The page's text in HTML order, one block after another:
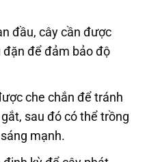
đầu, cây cần được
để đảm bảo độ
che chắn để tránh
sau đó có thể trồng
mạnh.